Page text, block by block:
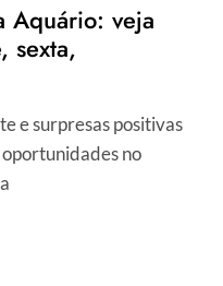
Aquário: veja
sexta,
e surpresas positivas
no